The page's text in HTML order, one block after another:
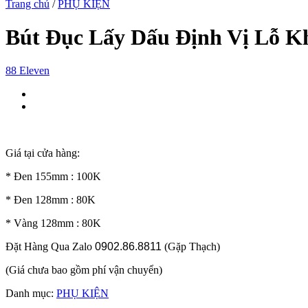
Trang chủ / PHỤ KIỆN
Bút Đục Lấy Dấu Định Vị Lỗ
88 Eleven
Giá tại cửa hàng:
* Đen 155mm : 100K
* Đen 128mm : 80K
* Vàng 128mm : 80K
Đặt Hàng Qua Zalo 0902.86.8811 (Gặp Thạch)
(Giá chưa bao gồm phí vận chuyển)
Danh mục: PHỤ KIỆN